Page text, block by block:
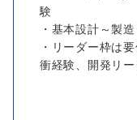
験
・基本設計～製
・リーダー枠は
衝経験、開発リ